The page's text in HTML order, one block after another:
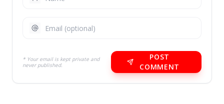
* Your email is kept private and
never published.
POST
COMMENT